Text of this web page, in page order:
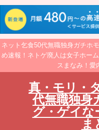
ネット乞食50代無職独身ガチホ
め速報！ネトゲ廃人は女子ホー
スまなみ！愛
真・モリ・
代無職独身
グ・ゲイな
ま